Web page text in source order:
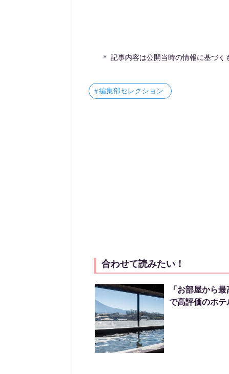
＊ 記事内容は公開当時の情報に基づく
編集部セレクション
合わせて読みたい！
「お部屋から
で高評価のホテ